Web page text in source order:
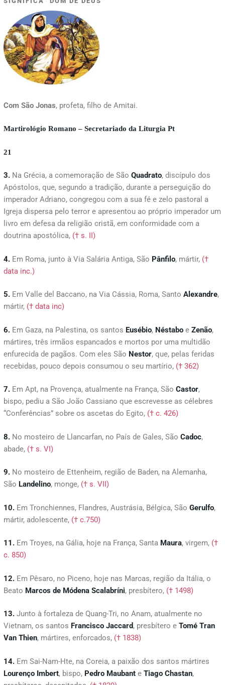
Com São Jonas, profeta, filho de Amitai.
Martirológio Romano – Secretariado da Liturgia Pt
21
3. Na Grécia, a comemoração de São Quadrato, discípulo dos
Apóstolos, que, segundo a tradição, durante a perseguição do
imperador Adriano, congregou com a sua fé e zelo pastoral a
Igreja dispersa pelo terror e apresentou ao próprio imperador um
livro em defesa da religião cristã, em conformidade com a
doutrina apostólica, († s. II)
4. Em Roma, junto à Via Salária Antiga, São Pânfilo, mártir, (†
data inc.)
5. Em Valle del Baccano, na Via Cássia, Roma, Santo Alexandre,
mártir, († data inc)
6. Em Gaza, na Palestina, os santos Eusébio, Néstabo e Zenão,
mártires, três irmãos espancados e mortos por uma multidão
enfurecida de pagãos. Com eles São Nestor, que, pelas feridas
recebidas, pouco depois consumou o seu martírio, († 362)
7. Em Apt, na Provença, atualmente na França, São Castor,
bispo, pediu a São João Cassiano que escrevesse as célebres
“Conferências” sobre os ascetas do Egito, († c. 426)
8. No mosteiro de Llancarfan, no País de Gales, São Cadoc,
abade, († s. VI)
9. No mosteiro de Ettenheim, região de Baden, na Alemanha,
São Landelino, monge, († s. VII)
10. Em Tronchiennes, Flandres, Austrásia, Bélgica, São Gerulfo,
mártir, adolescente, († c.750)
11. Em Troyes, na Gália, hoje na França, Santa Maura, virgem, (†
c. 850)
12. Em Pêsaro, no Piceno, hoje nas Marcas, região da Itália, o
Beato Marcos de Módena Scalabríni, presbítero, († 1498)
13. Junto à fortaleza de Quang-Tri, no Anam, atualmente no
Vietnam, os santos Francisco Jaccard, presbítero e Tomé Tran
Van Thien, mártires, enforcados, († 1838)
14. Em Sai-Nam-Hte, na Coreia, a paixão dos santos mártires
Lourenço Imbert, bispo, Pedro Maubant e Tiago Chastan,